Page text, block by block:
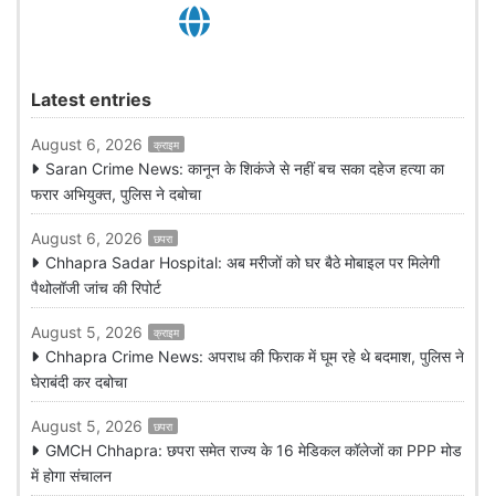
Latest entries
August 6, 2026 क्राइम
Saran Crime News: कानून के शिकंजे से नहीं बच सका दहेज हत्या का
फरार अभियुक्त, पुलिस ने दबोचा
August 6, 2026 छपरा
Chhapra Sadar Hospital: अब मरीजों को घर बैठे मोबाइल पर मिलेगी
पैथोलॉजी जांच की रिपोर्ट
August 5, 2026 क्राइम
Chhapra Crime News: अपराध की फिराक में घूम रहे थे बदमाश, पुलिस ने
घेराबंदी कर दबोचा
August 5, 2026 छपरा
GMCH Chhapra: छपरा समेत राज्य के 16 मेडिकल कॉलेजों का PPP मोड
में होगा संचालन